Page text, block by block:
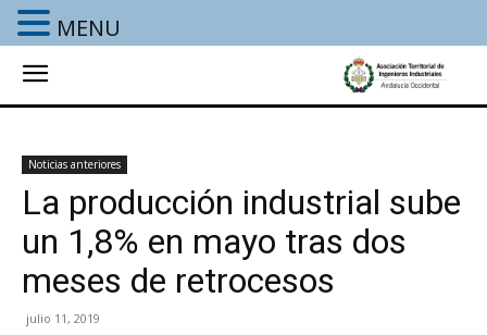
Noticias anteriores
La producción industrial sube
un 1,8% en mayo tras dos
meses de retrocesos
julio 11, 2019
MENU